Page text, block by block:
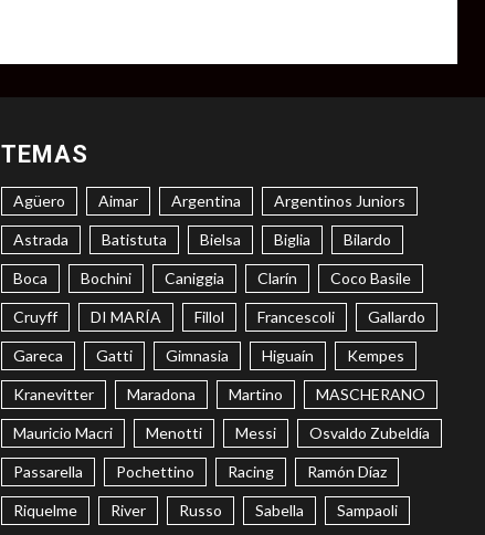
TEMAS
Agüero Aimar Argentina Argentinos Juniors
Astrada Batistuta Bielsa Biglia Bilardo
Boca Bochini Caniggia Clarín Coco Basile
Cruyff DI MARÍA Fillol Francescoli Gallardo
Gareca Gatti Gimnasia Higuaín Kempes
Kranevitter Maradona Martino MASCHERANO
Mauricio Macri Menotti Messi Osvaldo Zubeldía
Passarella Pochettino Racing Ramón Díaz
Riquelme River Russo Sabella Sampaoli